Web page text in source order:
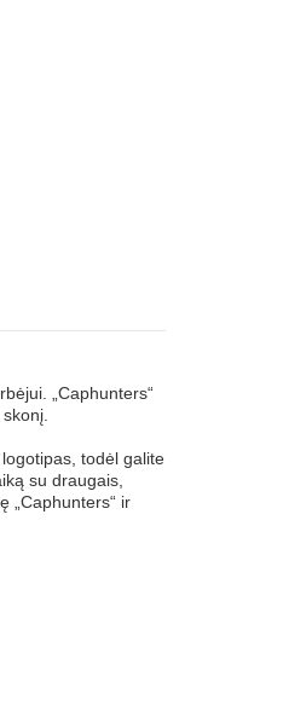
„Caphunters“
todėl galite
su draugais,
„Caphunters“ ir